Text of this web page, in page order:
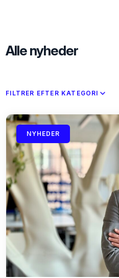
Alle nyheder
FILTRER EFTER KATEGORI
NYHEDER